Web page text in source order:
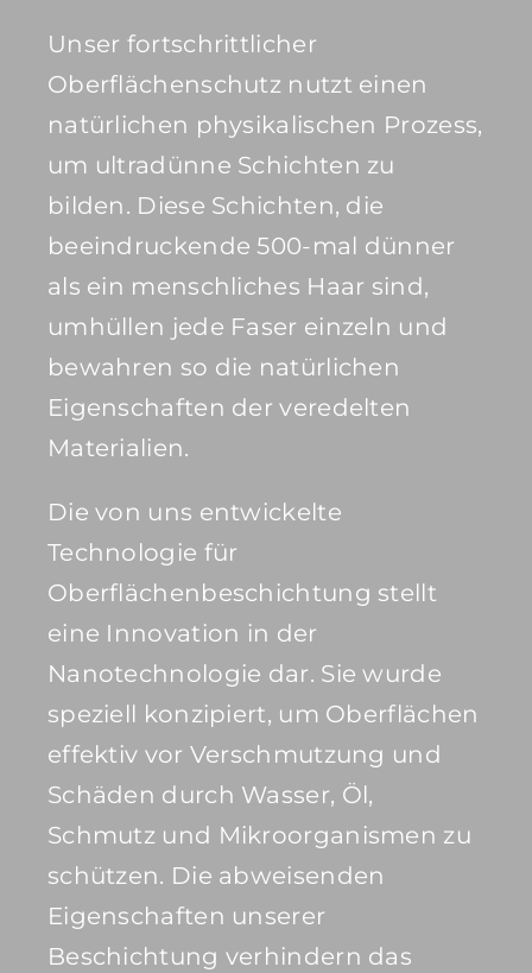
Unser fortschrittlicher
Oberflächenschutz nutzt einen
natürlichen physikalischen Prozess,
um ultradünne Schichten zu
bilden. Diese Schichten, die
beeindruckende 500-mal dünner
als ein menschliches Haar sind,
umhüllen jede Faser einzeln und
bewahren so die natürlichen
Eigenschaften der veredelten
Materialien.
Die von uns entwickelte
Technologie für
Oberflächenbeschichtung stellt
eine Innovation in der
Nanotechnologie dar. Sie wurde
speziell konzipiert, um Oberflächen
effektiv vor Verschmutzung und
Schäden durch Wasser, Öl,
Schmutz und Mikroorganismen zu
schützen. Die abweisenden
Eigenschaften unserer
Beschichtung verhindern das